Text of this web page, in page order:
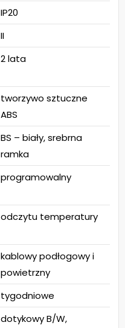
IP20
II
2 lata
tworzywo sztuczne
ABS
BS – biały, srebrna
ramka
programowalny
odczytu temperatury
kablowy podłogowy i
powietrzny
tygodniowe
dotykowy B/W,